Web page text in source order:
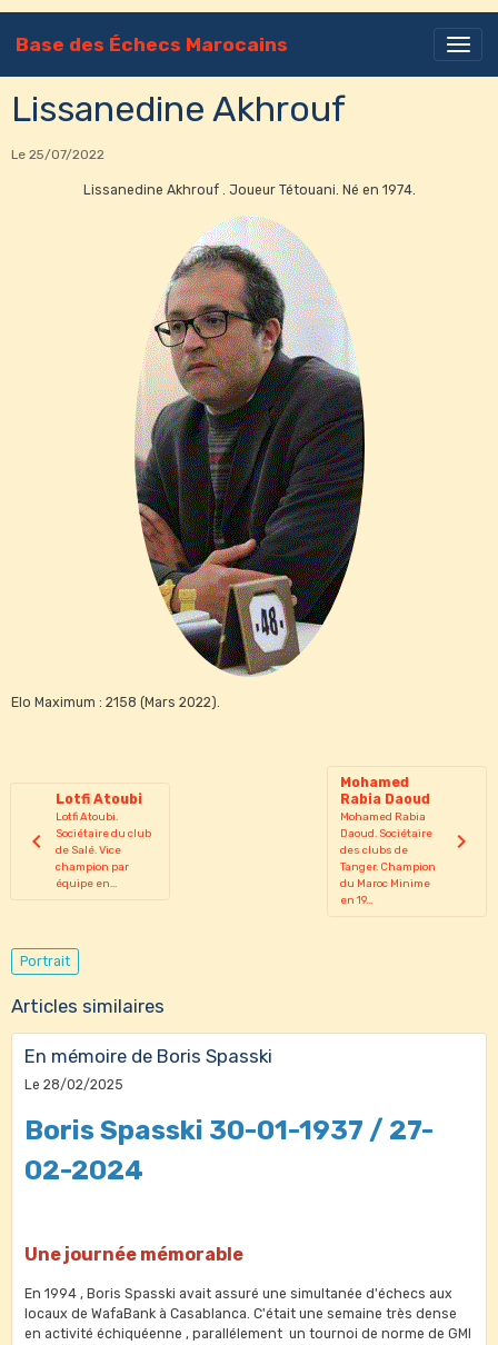
Base des Échecs Marocains
Lissanedine Akhrouf
Le 25/07/2022
Lissanedine Akhrouf . Joueur Tétouani. Né en 1974.
Elo Maximum : 2158 (Mars 2022).
Lotfi Atoubi
Lotfi Atoubi.
Sociétaire du club
de Salé. Vice
champion par
équipe en...
Mohamed
Rabia Daoud
Mohamed Rabia
Daoud. Sociétaire
des clubs de
Tanger. Champion
du Maroc Minime
en 19...
Portrait
Articles similaires
En mémoire de Boris Spasski
Le 28/02/2025
Boris Spasski 30-01-1937 / 27-
02-2024
Une journée mémorable
En 1994 , Boris Spasski avait assuré une simultanée d'échecs aux
locaux de WafaBank à Casablanca. C'était une semaine très dense
en activité échiquéenne , parallélement un tournoi de norme de GMI